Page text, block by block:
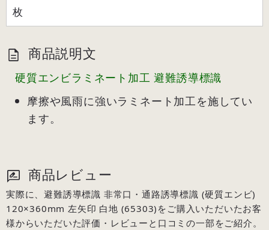
枚
商品説明文
硬質エンビラミネート加工 避難誘導標識
摩擦や風雨に強いラミネート加工を施してい
ます。
商品レビュー
実際に、避難誘導標識 非常口・通路誘導標識 (硬質エンビ)
120×360mm 左矢印 白地 (65303)をご購入いただいたお客
様からいただいた評価・レビューと口コミの一部をご紹介。